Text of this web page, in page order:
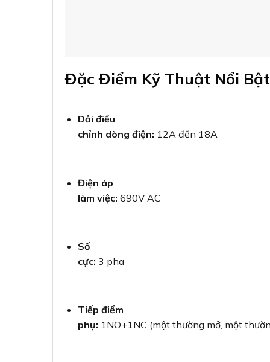
LS
thọ thiết bị
điều chỉnh dòng điện linh hoạt
nhiều loại động cơ